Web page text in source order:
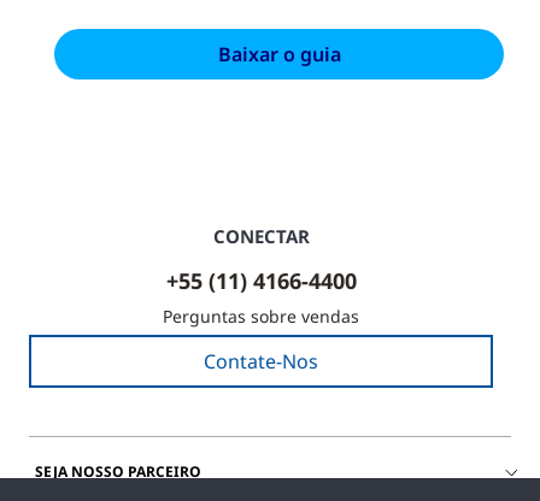
CONECTAR
+55 (11) 4166-4400
Perguntas sobre vendas
Contate-Nos
SEJA NOSSO PARCEIRO